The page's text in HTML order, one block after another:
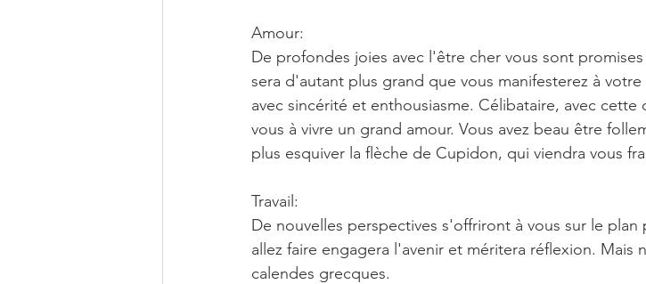
Amour:
De profondes joies avec l'être cher vous sont
sera d'autant plus grand que vous manifesterez à
avec sincérité et enthousiasme. Célibataire, avec
vous à vivre un grand amour. Vous avez beau être
plus esquiver la flèche de Cupidon, qui viendra vous
Travail:
De nouvelles perspectives s'offriront à vous sur le
allez faire engagera l'avenir et méritera réflexion. Mais
calendes grecques.